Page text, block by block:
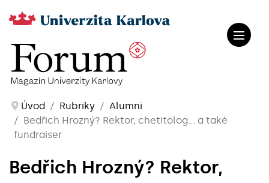
Úvod Rubriky
Alumni
Bedřich Hrozný? Rektor, chetitolog... a také
fundraiser
Bedřich Hrozný? Rektor,